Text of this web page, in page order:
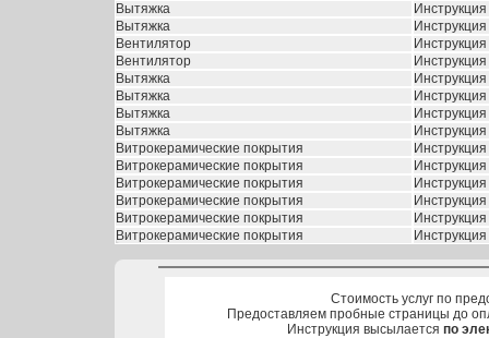
Вытяжка
Вытяжка
Вентилятор
Вентилятор
Вытяжка
Вытяжка
Вытяжка
Вытяжка
Витрокерамические покрытия
Витрокерамические покрытия
Витрокерамические покрытия
Витрокерамические покрытия
Витрокерамические покрытия
Витрокерамические покрытия
Стоимость услуг по
Предоставляем пробные страницы до
Инструкция высылается по